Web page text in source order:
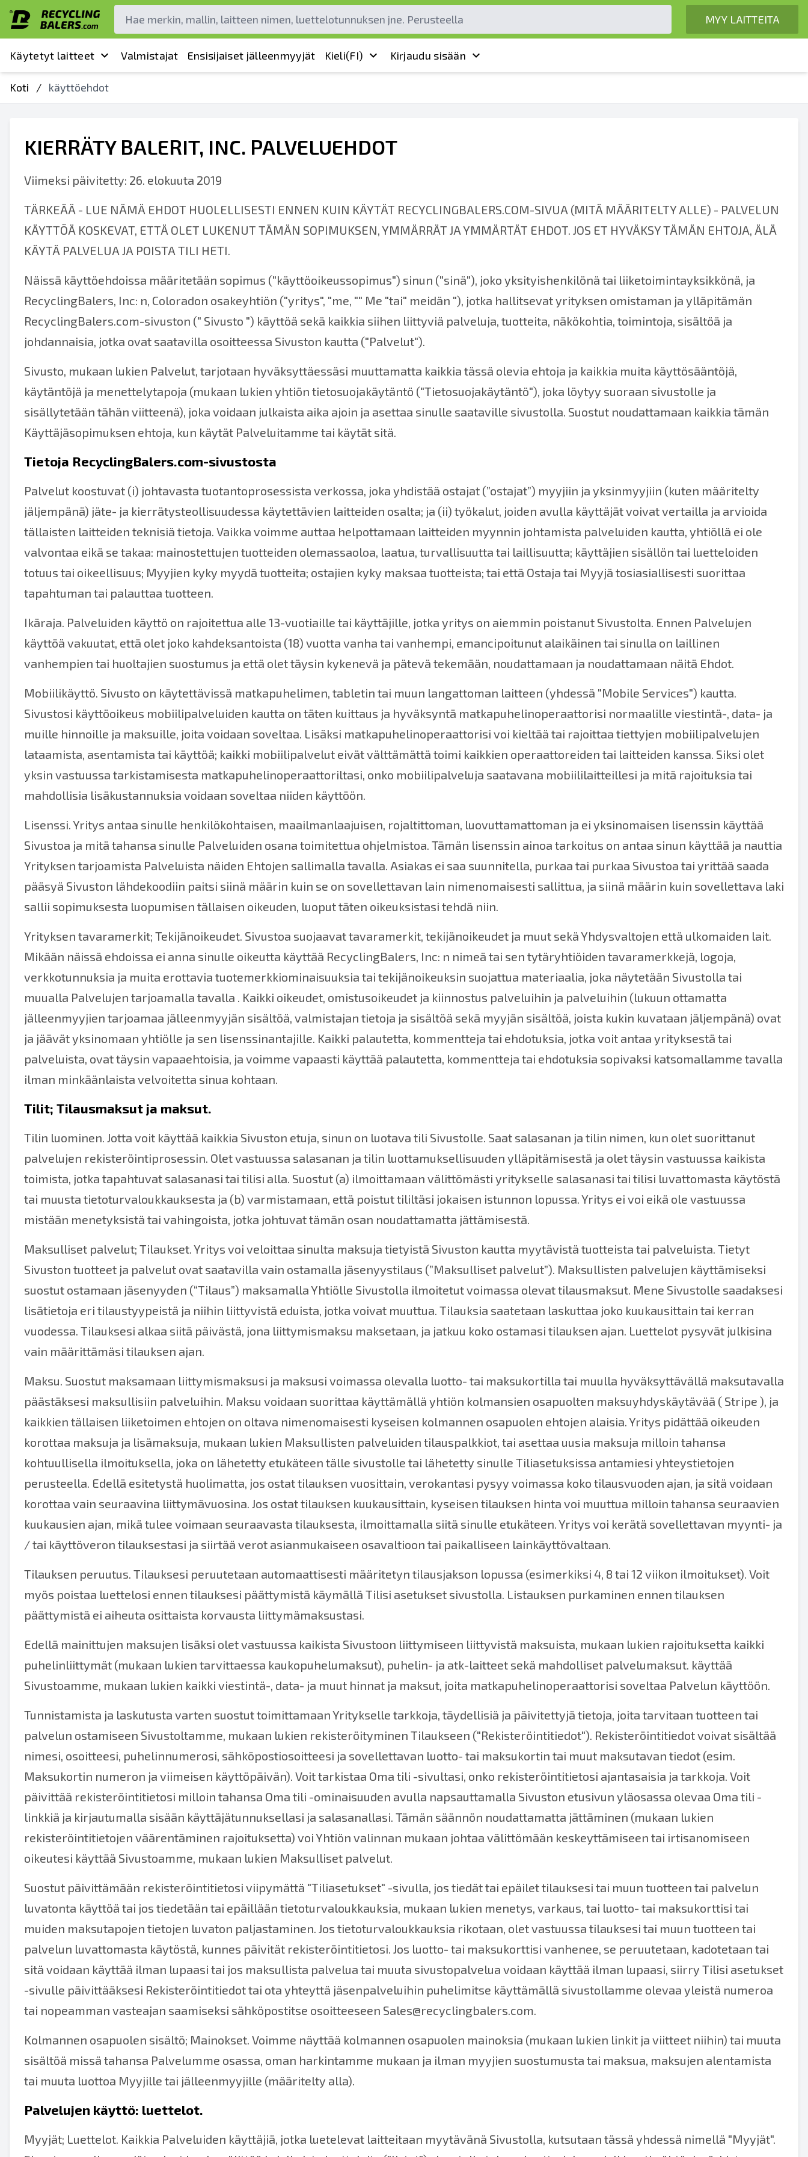
MYY LAITTEITA
Käytetyt laitteet Valmistajat Ensisijaiset jälleenmyyjät Kieli(FI) Kirjaudu sisään
Koti / käyttöehdot
KIERRÄTY BALERIT, INC. PALVELUEHDOT
Viimeksi päivitetty: 26. elokuuta 2019
TÄRKEÄÄ - LUE NÄMÄ EHDOT HUOLELLISESTI ENNEN KUIN KÄYTÄT RECYCLINGBALERS.COM-SIVUA (MITÄ MÄÄRITELTY ALLE) - PALVELUN
KÄYTTÖÄ KOSKEVAT, ETTÄ OLET LUKENUT TÄMÄN SOPIMUKSEN, YMMÄRRÄT JA YMMÄRTÄT EHDOT. JOS ET HYVÄKSY TÄMÄN EHTOJA, ÄLÄ
KÄYTÄ PALVELUA JA POISTA TILI HETI.
Näissä käyttöehdoissa määritetään sopimus ("käyttöoikeussopimus") sinun ("sinä"), joko yksityishenkilönä tai liiketoimintayksikkönä, ja
RecyclingBalers, Inc: n, Coloradon osakeyhtiön ("yritys", "me, "" Me "tai" meidän "), jotka hallitsevat yrityksen omistaman ja ylläpitämän
RecyclingBalers.com-sivuston (" Sivusto ") käyttöä sekä kaikkia siihen liittyviä palveluja, tuotteita, näkökohtia, toimintoja, sisältöä ja
johdannaisia, jotka ovat saatavilla osoitteessa Sivuston kautta ("Palvelut").
Sivusto, mukaan lukien Palvelut, tarjotaan hyväksyttäessäsi muuttamatta kaikkia tässä olevia ehtoja ja kaikkia muita käyttösääntöjä,
käytäntöjä ja menettelytapoja (mukaan lukien yhtiön tietosuojakäytäntö ("Tietosuojakäytäntö"), joka löytyy suoraan sivustolle ja
sisällytetään tähän viitteenä), joka voidaan julkaista aika ajoin ja asettaa sinulle saataville sivustolla. Suostut noudattamaan kaikkia tämän
Käyttäjäsopimuksen ehtoja, kun käytät Palveluitamme tai käytät sitä.
Tietoja RecyclingBalers.com-sivustosta
Palvelut koostuvat (i) johtavasta tuotantoprosessista verkossa, joka yhdistää ostajat (”ostajat”) myyjiin ja yksinmyyjiin (kuten määritelty
jäljempänä) jäte- ja kierrätysteollisuudessa käytettävien laitteiden osalta; ja (ii) työkalut, joiden avulla käyttäjät voivat vertailla ja arvioida
tällaisten laitteiden teknisiä tietoja. Vaikka voimme auttaa helpottamaan laitteiden myynnin johtamista palveluiden kautta, yhtiöllä ei ole
valvontaa eikä se takaa: mainostettujen tuotteiden olemassaoloa, laatua, turvallisuutta tai laillisuutta; käyttäjien sisällön tai luetteloiden
totuus tai oikeellisuus; Myyjien kyky myydä tuotteita; ostajien kyky maksaa tuotteista; tai että Ostaja tai Myyjä tosiasiallisesti suorittaa
tapahtuman tai palauttaa tuotteen.
Ikäraja. Palveluiden käyttö on rajoitettua alle 13-vuotiaille tai käyttäjille, jotka yritys on aiemmin poistanut Sivustolta. Ennen Palvelujen
käyttöä vakuutat, että olet joko kahdeksantoista (18) vuotta vanha tai vanhempi, emancipoitunut alaikäinen tai sinulla on laillinen
vanhempien tai huoltajien suostumus ja että olet täysin kykenevä ja pätevä tekemään, noudattamaan ja noudattamaan näitä Ehdot.
Mobiilikäyttö. Sivusto on käytettävissä matkapuhelimen, tabletin tai muun langattoman laitteen (yhdessä "Mobile Services") kautta.
Sivustosi käyttöoikeus mobiilipalveluiden kautta on täten kuittaus ja hyväksyntä matkapuhelinoperaattorisi normaalille viestintä-, data- ja
muille hinnoille ja maksuille, joita voidaan soveltaa. Lisäksi matkapuhelinoperaattorisi voi kieltää tai rajoittaa tiettyjen mobiilipalvelujen
lataamista, asentamista tai käyttöä; kaikki mobiilipalvelut eivät välttämättä toimi kaikkien operaattoreiden tai laitteiden kanssa. Siksi olet
yksin vastuussa tarkistamisesta matkapuhelinoperaattoriltasi, onko mobiilipalveluja saatavana mobiililaitteillesi ja mitä rajoituksia tai
mahdollisia lisäkustannuksia voidaan soveltaa niiden käyttöön.
Lisenssi. Yritys antaa sinulle henkilökohtaisen, maailmanlaajuisen, rojaltittoman, luovuttamattoman ja ei yksinomaisen lisenssin käyttää
Sivustoa ja mitä tahansa sinulle Palveluiden osana toimitettua ohjelmistoa. Tämän lisenssin ainoa tarkoitus on antaa sinun käyttää ja nauttia
Yrityksen tarjoamista Palveluista näiden Ehtojen sallimalla tavalla. Asiakas ei saa suunnitella, purkaa tai purkaa Sivustoa tai yrittää saada
pääsyä Sivuston lähdekoodiin paitsi siinä määrin kuin se on sovellettavan lain nimenomaisesti sallittua, ja siinä määrin kuin sovellettava laki
sallii sopimuksesta luopumisen tällaisen oikeuden, luoput täten oikeuksistasi tehdä niin.
Yrityksen tavaramerkit; Tekijänoikeudet. Sivustoa suojaavat tavaramerkit, tekijänoikeudet ja muut sekä Yhdysvaltojen että ulkomaiden lait.
Mikään näissä ehdoissa ei anna sinulle oikeutta käyttää RecyclingBalers, Inc: n nimeä tai sen tytäryhtiöiden tavaramerkkejä, logoja,
verkkotunnuksia ja muita erottavia tuotemerkkiominaisuuksia tai tekijänoikeuksin suojattua materiaalia, joka näytetään Sivustolla tai
muualla Palvelujen tarjoamalla tavalla . Kaikki oikeudet, omistusoikeudet ja kiinnostus palveluihin ja palveluihin (lukuun ottamatta
jälleenmyyjien tarjoamaa jälleenmyyjän sisältöä, valmistajan tietoja ja sisältöä sekä myyjän sisältöä, joista kukin kuvataan jäljempänä) ovat
ja jäävät yksinomaan yhtiölle ja sen lisenssinantajille. Kaikki palautetta, kommentteja tai ehdotuksia, jotka voit antaa yrityksestä tai
palveluista, ovat täysin vapaaehtoisia, ja voimme vapaasti käyttää palautetta, kommentteja tai ehdotuksia sopivaksi katsomallamme tavalla
ilman minkäänlaista velvoitetta sinua kohtaan.
Tilit; Tilausmaksut ja maksut.
Tilin luominen. Jotta voit käyttää kaikkia Sivuston etuja, sinun on luotava tili Sivustolle. Saat salasanan ja tilin nimen, kun olet suorittanut
palvelujen rekisteröintiprosessin. Olet vastuussa salasanan ja tilin luottamuksellisuuden ylläpitämisestä ja olet täysin vastuussa kaikista
toimista, jotka tapahtuvat salasanasi tai tilisi alla. Suostut (a) ilmoittamaan välittömästi yritykselle salasanasi tai tilisi luvattomasta käytöstä
tai muusta tietoturvaloukkauksesta ja (b) varmistamaan, että poistut tililtäsi jokaisen istunnon lopussa. Yritys ei voi eikä ole vastuussa
mistään menetyksistä tai vahingoista, jotka johtuvat tämän osan noudattamatta jättämisestä.
Maksulliset palvelut; Tilaukset. Yritys voi veloittaa sinulta maksuja tietyistä Sivuston kautta myytävistä tuotteista tai palveluista. Tietyt
Sivuston tuotteet ja palvelut ovat saatavilla vain ostamalla jäsenyystilaus (”Maksulliset palvelut”). Maksullisten palvelujen käyttämiseksi
suostut ostamaan jäsenyyden (“Tilaus”) maksamalla Yhtiölle Sivustolla ilmoitetut voimassa olevat tilausmaksut. Mene Sivustolle saadaksesi
lisätietoja eri tilaustyypeistä ja niihin liittyvistä eduista, jotka voivat muuttua. Tilauksia saatetaan laskuttaa joko kuukausittain tai kerran
vuodessa. Tilauksesi alkaa siitä päivästä, jona liittymismaksu maksetaan, ja jatkuu koko ostamasi tilauksen ajan. Luettelot pysyvät julkisina
vain määrittämäsi tilauksen ajan.
Maksu. Suostut maksamaan liittymismaksusi ja maksusi voimassa olevalla luotto- tai maksukortilla tai muulla hyväksyttävällä maksutavalla
päästäksesi maksullisiin palveluihin. Maksu voidaan suorittaa käyttämällä yhtiön kolmansien osapuolten maksuyhdyskäytävää ( Stripe ), ja
kaikkien tällaisen liiketoimen ehtojen on oltava nimenomaisesti kyseisen kolmannen osapuolen ehtojen alaisia. Yritys pidättää oikeuden
korottaa maksuja ja lisämaksuja, mukaan lukien Maksullisten palveluiden tilauspalkkiot, tai asettaa uusia maksuja milloin tahansa
kohtuullisella ilmoituksella, joka on lähetetty etukäteen tälle sivustolle tai lähetetty sinulle Tiliasetuksissa antamiesi yhteystietojen
perusteella. Edellä esitetystä huolimatta, jos ostat tilauksen vuosittain, verokantasi pysyy voimassa koko tilausvuoden ajan, ja sitä voidaan
korottaa vain seuraavina liittymävuosina. Jos ostat tilauksen kuukausittain, kyseisen tilauksen hinta voi muuttua milloin tahansa seuraavien
kuukausien ajan, mikä tulee voimaan seuraavasta tilauksesta, ilmoittamalla siitä sinulle etukäteen. Yritys voi kerätä sovellettavan myynti- ja
/ tai käyttöveron tilauksestasi ja siirtää verot asianmukaiseen osavaltioon tai paikalliseen lainkäyttövaltaan.
Tilauksen peruutus. Tilauksesi peruutetaan automaattisesti määritetyn tilausjakson lopussa (esimerkiksi 4, 8 tai 12 viikon ilmoitukset). Voit
myös poistaa luettelosi ennen tilauksesi päättymistä käymällä Tilisi asetukset sivustolla. Listauksen purkaminen ennen tilauksen
päättymistä ei aiheuta osittaista korvausta liittymämaksustasi.
Edellä mainittujen maksujen lisäksi olet vastuussa kaikista Sivustoon liittymiseen liittyvistä maksuista, mukaan lukien rajoituksetta kaikki
puhelinliittymät (mukaan lukien tarvittaessa kaukopuhelumaksut), puhelin- ja atk-laitteet sekä mahdolliset palvelumaksut. käyttää
Sivustoamme, mukaan lukien kaikki viestintä-, data- ja muut hinnat ja maksut, joita matkapuhelinoperaattorisi soveltaa Palvelun käyttöön.
Tunnistamista ja laskutusta varten suostut toimittamaan Yritykselle tarkkoja, täydellisiä ja päivitettyjä tietoja, joita tarvitaan tuotteen tai
palvelun ostamiseen Sivustoltamme, mukaan lukien rekisteröityminen Tilaukseen ("Rekisteröintitiedot"). Rekisteröintitiedot voivat sisältää
nimesi, osoitteesi, puhelinnumerosi, sähköpostiosoitteesi ja sovellettavan luotto- tai maksukortin tai muut maksutavan tiedot (esim.
Maksukortin numeron ja viimeisen käyttöpäivän). Voit tarkistaa Oma tili -sivultasi, onko rekisteröintitietosi ajantasaisia ja tarkkoja. Voit
päivittää rekisteröintitietosi milloin tahansa Oma tili -ominaisuuden avulla napsauttamalla Sivuston etusivun yläosassa olevaa Oma tili -
linkkiä ja kirjautumalla sisään käyttäjätunnuksellasi ja salasanallasi. Tämän säännön noudattamatta jättäminen (mukaan lukien
rekisteröintitietojen väärentäminen rajoituksetta) voi Yhtiön valinnan mukaan johtaa välittömään keskeyttämiseen tai irtisanomiseen
oikeutesi käyttää Sivustoamme, mukaan lukien Maksulliset palvelut.
Suostut päivittämään rekisteröintitietosi viipymättä "Tiliasetukset" -sivulla, jos tiedät tai epäilet tilauksesi tai muun tuotteen tai palvelun
luvatonta käyttöä tai jos tiedetään tai epäillään tietoturvaloukkauksia, mukaan lukien menetys, varkaus, tai luotto- tai maksukorttisi tai
muiden maksutapojen tietojen luvaton paljastaminen. Jos tietoturvaloukkauksia rikotaan, olet vastuussa tilauksesi tai muun tuotteen tai
palvelun luvattomasta käytöstä, kunnes päivität rekisteröintitietosi. Jos luotto- tai maksukorttisi vanhenee, se peruutetaan, kadotetaan tai
sitä voidaan käyttää ilman lupaasi tai jos maksullista palvelua tai muuta sivustopalvelua voidaan käyttää ilman lupaasi, siirry Tilisi asetukset
-sivulle päivittääksesi Rekisteröintitiedot tai ota yhteyttä jäsenpalveluihin puhelimitse käyttämällä sivustollamme olevaa yleistä numeroa
tai nopeamman vasteajan saamiseksi sähköpostitse osoitteeseen Sales@recyclingbalers.com.
Kolmannen osapuolen sisältö; Mainokset. Voimme näyttää kolmannen osapuolen mainoksia (mukaan lukien linkit ja viitteet niihin) tai muuta
sisältöä missä tahansa Palvelumme osassa, oman harkintamme mukaan ja ilman myyjien suostumusta tai maksua, maksujen alentamista
tai muuta luottoa Myyjille tai jälleenmyyjille (määritelty alla).
Palvelujen käyttö: luettelot.
Myyjät; Luettelot. Kaikkia Palveluiden käyttäjiä, jotka luetelevat laitteitaan myytävänä Sivustolla, kutsutaan tässä yhdessä nimellä "Myyjät".